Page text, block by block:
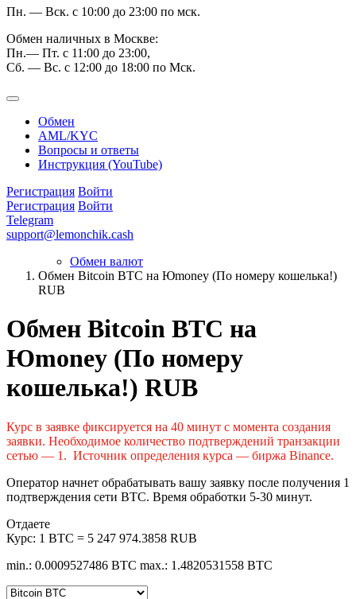
Пн. — Вск. с 10:00 до 23:00 по мск.
Обмен наличных в Москве:
Пн.— Пт. с 11:00 до 23:00,
Сб. — Вс. с 12:00 до 18:00 по Мск.
Обмен
AML/KYC
Вопросы и ответы
Инструкция (YouTube)
Регистрация Войти
Регистрация Войти
Telegram
support@lemonchik.cash
Обмен валют
Обмен Bitcoin BTC на Юmoney (По номеру кошелька!)
RUB
Обмен Bitcoin BTC на
Юmoney (По номеру
кошелька!) RUB
Курс в заявке фиксируется на 40 минут с момента создания
заявки. Необходимое количество подтверждений транзакции
сетью — 1. Источник определения курса — биржа Binance.
Оператор начнет обрабатывать вашу заявку после получения 1
подтверждения сети BTC. Время обработки 5-30 минут.
Отдаете
Курс: 1 BTC = 5 247 974.3858 RUB
min.: 0.0009527486 BTC max.: 1.4820531558 BTC